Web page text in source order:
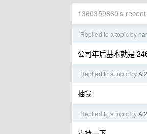
1360359860's
Replied to a topic by
公司年后基本就是
Replied to a topic by
抽我
Replied to a topic by